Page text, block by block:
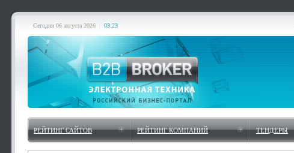
Сегодня 06 августа 2026 03:23
РЕЙТИНГ САЙТОВ РЕЙТИНГ КОМПАНИЙ ТЕНДЕРЫ